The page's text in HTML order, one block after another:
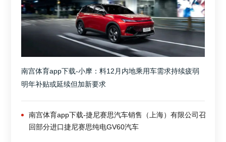
南宫体育app下载-小摩：料12月内地乘用车需求持续疲弱
明年补贴或延续但加新要求
南宫体育app下载-捷尼赛思汽车销售（上海）有限公司召
回部分进口捷尼赛思纯电GV60汽车